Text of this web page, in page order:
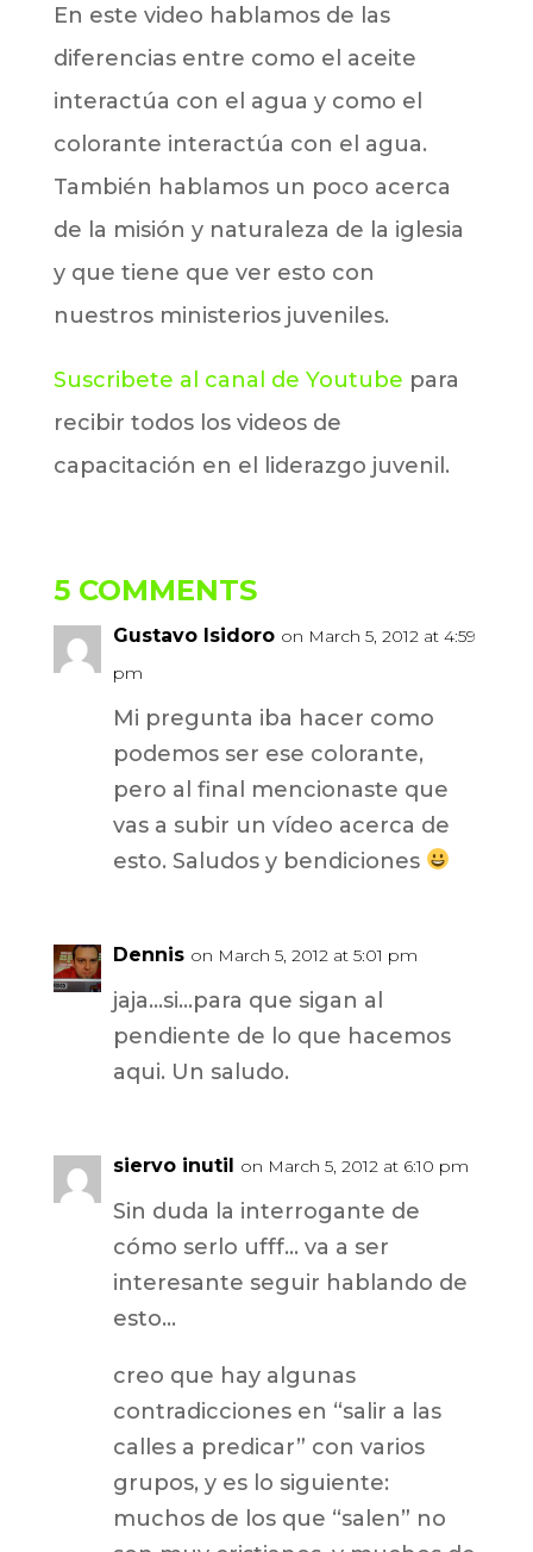
En este video hablamos de las
diferencias entre como el aceite
interactúa con el agua y como el
colorante interactúa con el agua.
También hablamos un poco acerca
de la misión y naturaleza de la iglesia
y que tiene que ver esto con
nuestros ministerios juveniles.
Suscribete al canal de Youtube para
recibir todos los videos de
capacitación en el liderazgo juvenil.
5 COMMENTS
Gustavo Isidoro on March 5, 2012 at 4:59
pm
Mi pregunta iba hacer como
podemos ser ese colorante,
pero al final mencionaste que
vas a subir un vídeo acerca de
esto. Saludos y bendiciones
Dennis on March 5, 2012 at 5:01 pm
jaja…si…para que sigan al
pendiente de lo que hacemos
aqui. Un saludo.
siervo inutil on March 5, 2012 at 6:10 pm
Sin duda la interrogante de
cómo serlo ufff… va a ser
interesante seguir hablando de
esto…
creo que hay algunas
contradicciones en “salir a las
calles a predicar” con varios
grupos, y es lo siguiente:
muchos de los que “salen” no